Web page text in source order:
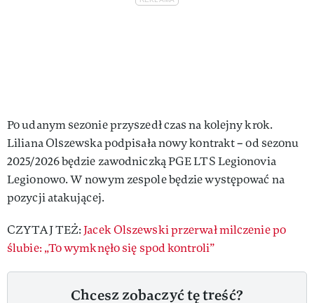
Po udanym sezonie przyszedł czas na kolejny krok.
Liliana Olszewska podpisała nowy kontrakt – od sezonu
2025/2026 będzie zawodniczką PGE LTS Legionovia
Legionowo. W nowym zespole będzie występować na
pozycji atakującej.
CZYTAJ TEŻ: Jacek Olszewski przerwał milczenie po
ślubie: „To wymknęło się spod kontroli”
Chcesz zobaczyć tę treść?